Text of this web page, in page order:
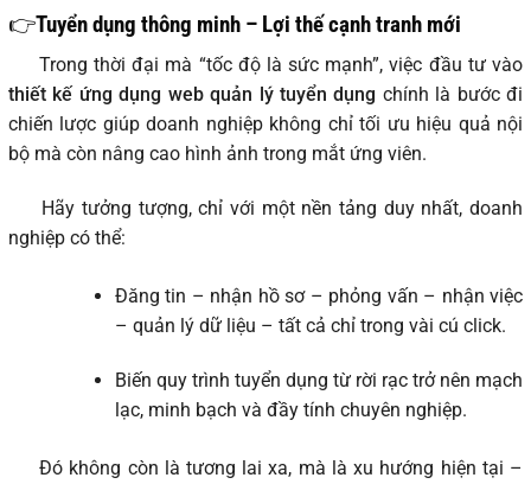
👉Tuyển dụng thông minh – Lợi thế cạnh tranh mới
Trong thời đại mà “tốc độ là sức mạnh”, việc đầu tư vào
thiết kế ứng dụng web quản lý tuyển dụng chính là bước đi
chiến lược giúp doanh nghiệp không chỉ tối ưu hiệu quả nội
bộ mà còn nâng cao hình ảnh trong mắt ứng viên.
Hãy tưởng tượng, chỉ với một nền tảng duy nhất, doanh
nghiệp có thể:
Đăng tin – nhận hồ sơ – phỏng vấn – nhận việc
– quản lý dữ liệu – tất cả chỉ trong vài cú click.
Biến quy trình tuyển dụng từ rời rạc trở nên mạch
lạc, minh bạch và đầy tính chuyên nghiệp.
Đó không còn là tương lai xa, mà là xu hướng hiện tại –